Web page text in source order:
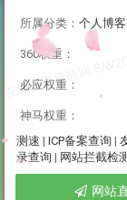
所属分类： 个人博客~
360权重：
必应权重：
神马权重：
测速 | ICP备案查询 |
录查询 | 网站拦截检测
网站